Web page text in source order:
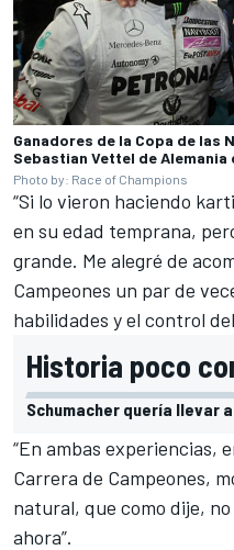
Ganadores de la Copa de las
Sebastian Vettel de Alemania
Photo by: Race of Champions
“Si lo vieron haciendo
en su edad temprana,
grande. Me alegré de
Campeones un par de
habilidades y el control
Historia poco
Schumacher quería llevar
“En ambas experiencias,
Carrera de Campeones,
natural, que como dije,
ahora”.